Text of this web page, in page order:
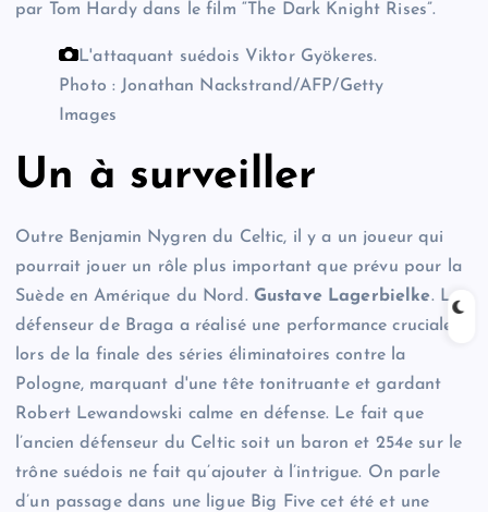
par Tom Hardy dans le film “The Dark Knight Rises”.
L'attaquant suédois Viktor Gyökeres.
Photo : Jonathan Nackstrand/AFP/Getty
Images
Un à surveiller
Outre Benjamin Nygren du Celtic, il y a un joueur qui
pourrait jouer un rôle plus important que prévu pour la
Suède en Amérique du Nord. Gustave Lagerbielke. Le
défenseur de Braga a réalisé une performance cruciale
lors de la finale des séries éliminatoires contre la
Pologne, marquant d'une tête tonitruante et gardant
Robert Lewandowski calme en défense. Le fait que
l’ancien défenseur du Celtic soit un baron et 254e sur le
trône suédois ne fait qu’ajouter à l’intrigue. On parle
d’un passage dans une ligue Big Five cet été et une